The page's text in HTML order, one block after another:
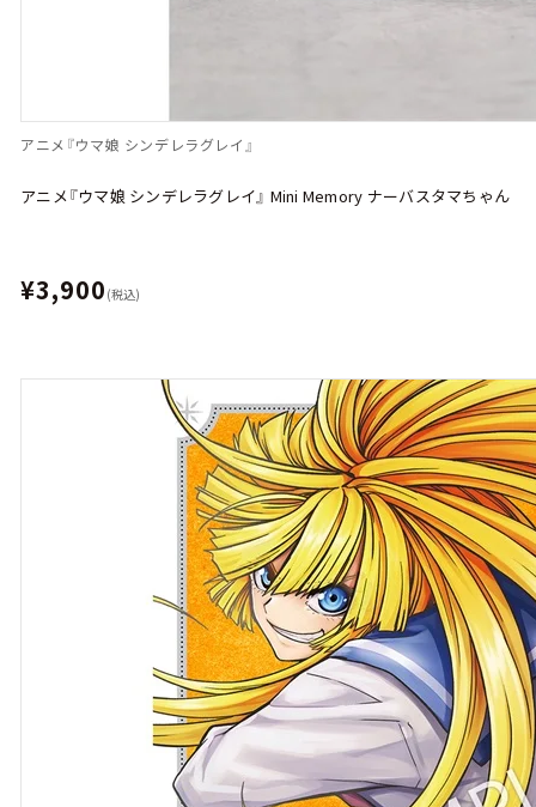
アニメ『ウマ娘 シンデレラグレイ』
アニメ『ウマ娘 シンデレラグレイ』 Mini Memory ナーバスタマちゃん
¥3,900 (税込)